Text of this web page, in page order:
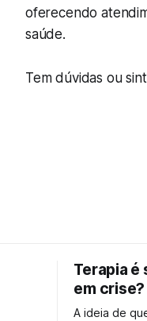
oferecendo
saúde.
Tem dúvidas ou
Terapia é
em
A ideia de